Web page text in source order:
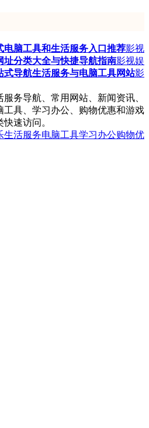
脑工具和生活服务入口推荐影视
址分类大全与快捷导航指南影视娱
式导航生活服务与电脑工具网站影
务导航、常用网站、新闻资讯、
具、学习办公、购物优惠和游戏
速访问。
生活服务电脑工具学习办公购物优